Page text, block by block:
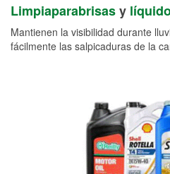
Limpiaparabrisasy
Mantienen la visibilidad durante
fácilmente las salpicaduras de la